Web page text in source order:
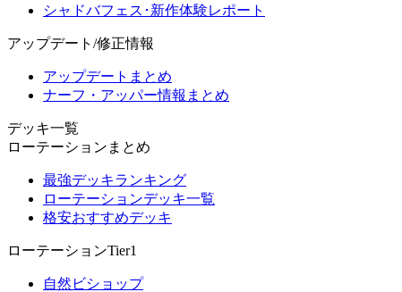
シャドバフェス･新作体験レポート
アップデート/修正情報
アップデートまとめ
ナーフ・アッパー情報まとめ
デッキ一覧
ローテーションまとめ
最強デッキランキング
ローテーションデッキ一覧
格安おすすめデッキ
ローテーションTier1
自然ビショップ